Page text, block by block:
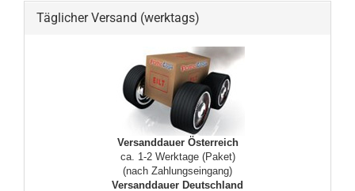
Täglicher Versand (werktags)
Versanddauer Österreich
ca. 1-2 Werktage (Paket)
(nach Zahlungseingang)
Versanddauer Deutschland